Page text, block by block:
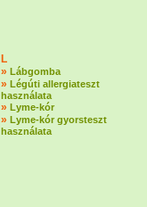
L
» Lábgomba
» Légúti allergiateszt
használata
» Lyme-kór
» Lyme-kór gyorsteszt
használata